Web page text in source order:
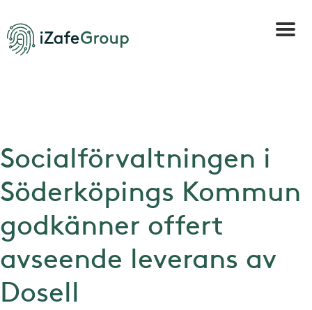
Socialförvaltningen i
Söderköpings Kommun
godkänner offert
avseende leverans av
Dosell